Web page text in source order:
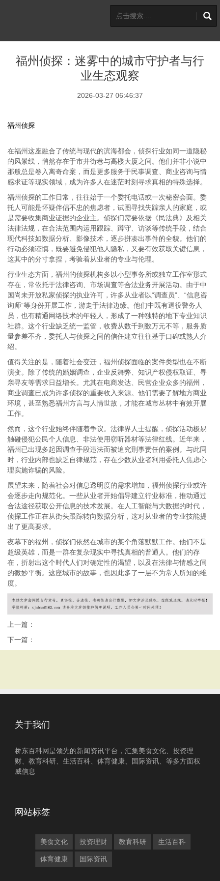
福州侦探：迷雾中的城市守护者与行
业生态观察
2026-03-27 06:46:37
福州侦探
在福州这座融合了传统与现代的滨海都会，侦探行业如同一道隐秘
的风景线，悄然存在于市井街巷与高楼大厦之间。他们并非小说中
那般总是卷入离奇命案，而是更多服务于民事调查、商业咨询与情
感求证等现实领域，成为许多人在迷茫时刻寻求真相的特殊选择。
福州侦探的工作日常，往往始于一个委托电话或一次秘密会面。委
托人可能是怀疑伴侣不忠的焦虑者，试图寻找失踪亲人的家庭，或
是需要收集商业证据的企业主。侦探们需要依据《民法典》及相关
法律法规，在合法范围内运用跟踪、蹲守、访谈等传统手段，结合
现代科技如数据分析、影像技术，逐步拼凑出事件的全貌。他们的
行动必须谨慎，既要避免侵犯他人隐私，又要有效获取关键信息，
这其中的分寸拿捏，考验着从业者的专业与伦理。
行业生态方面，福州的侦探机构多以小型事务所或独立工作室形式
存在，常依托于法律咨询、市场调查等合法业务开展活动。由于中
国尚未开放私家侦探的执业许可，许多从业者以“调查员”、“信息咨
询师”等身份开展工作，游走于法律边缘。他们中既有退役警务人
员，也有精通网络技术的年轻人，形成了一种独特的地下专业知识
社群。这个行业缺乏统一监管，收费从数千到数万元不等，服务质
量参差不齐，委托人与侦探之间的信任建立往往基于口碑或熟人介
绍。
值得关注的是，随着社会变迁，福州侦探面临的案件类型也在不断
演变。除了传统的婚姻调查，企业反舞弊、知识产权侵权取证、寻
亲寻友等需求日益增长。尤其在电商发达、民营企业众多的福州，
商业调查已成为许多侦探的重要收入来源。他们需要了解地方商业
环境，甚至熟悉福州方言与人情世故，才能在城市丛林中有效开展
工作。
然而，这个行业始终伴随着争议。法律界人士提醒，侦探活动极易
触碰侵犯公民个人信息、非法使用窃听器材等法律红线。近年来，
福州已出现多起因调查手段违法而被追究刑事责任的案例。与此同
时，行业内部也缺乏自律规范，存在少数从业者利用委托人焦虑心
理实施诈骗的风险。
展望未来，随着社会对信息透明度的需求增加，福州侦探行业或许
会逐步走向规范化。一些从业者开始倡导建立行业标准，推动通过
合法途径获取公开信息的技术发展。在人工智能与大数据的时代，
侦探工作正在从街头跟踪转向数据分析，这对从业者的专业技能提
出了更高要求。
夜幕下的福州，侦探们依然在城市的某个角落默默工作。他们不是
超级英雄，而是一群在复杂现实中寻找真相的普通人。他们的存
在，折射出这个时代人们对确定性的渴望，以及在法律与情感之间
的微妙平衡。这座城市的故事，也因此多了一层不为常人所知的维
度。
上一篇：
下一篇：
关于我们
桥东百科网是领先的新闻资讯平台，汇集美食文化、投资理
财、教育科研、生活百科、体育健康、国际资讯、等多方面权
威信息
网站标签
美食文化 投资理财 教育科研 生活百科
体育健康 国际资讯